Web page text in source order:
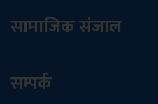
सामाजिक संजाल
सम्पर्क